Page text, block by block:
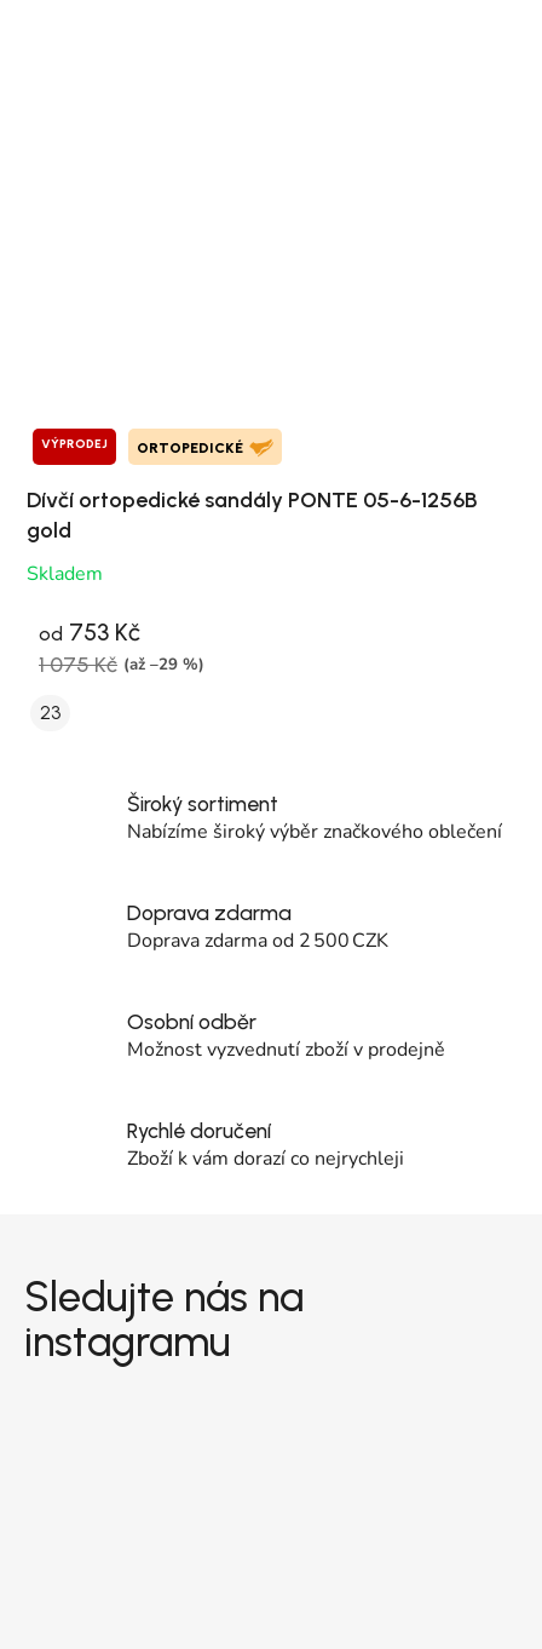
VÝPRODEJ ORTOPEDICKÉ
Dívčí ortopedické sandály PONTE 05-6-1256B
gold
Skladem
od 753 Kč
1 075 Kč (až –29 %)
23
Široký sortiment
Nabízíme široký výběr značkového oblečení
Doprava zdarma
Doprava zdarma od 2 500 CZK
Osobní odběr
Možnost vyzvednutí zboží v prodejně
Rychlé doručení
Zboží k vám dorazí co nejrychleji
Sledujte nás na
instagramu